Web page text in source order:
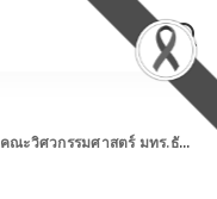
คณะวิศวกรรมศาสตร์ มทร.ธัญบุรี ต้อนรับนักเรียนใน จ. ปทุมธานี ร่วมการนำเสนอผลสำเร็จ“ โครงการ IGNITE – STEM Plus ” นวัตกรรมระบบเกษตรแม่นยำ ฟาร์มอัจฉริยะ